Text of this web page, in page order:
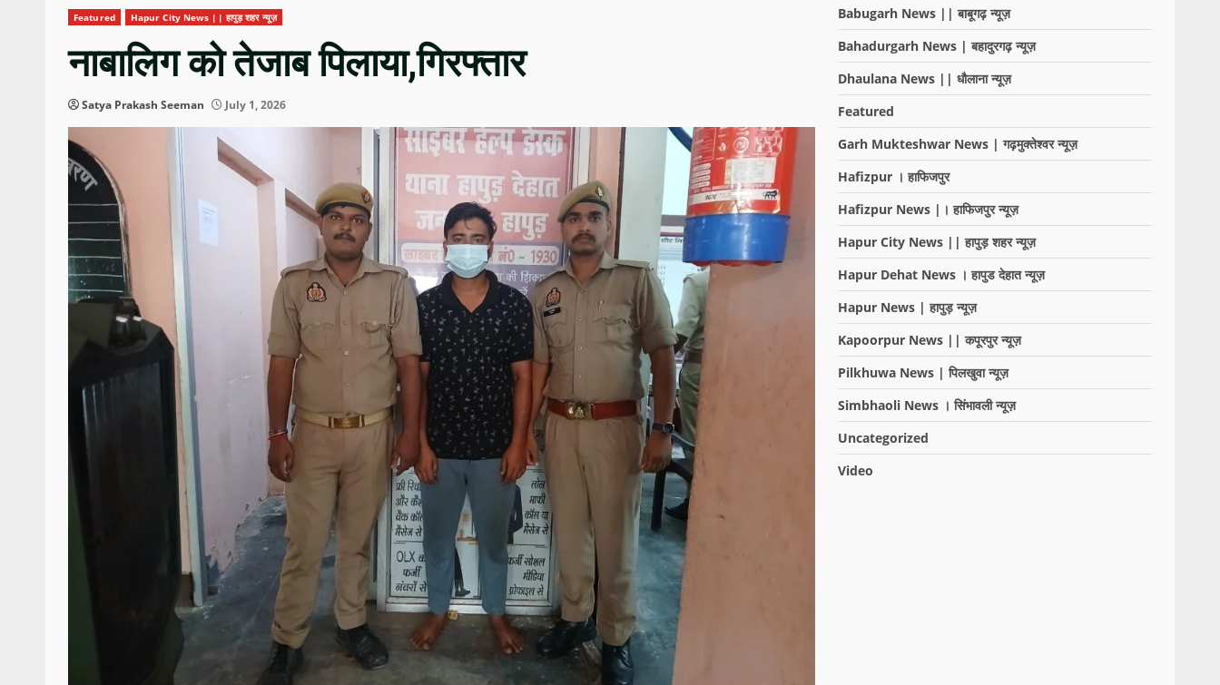
Featured Hapur City News || हापुड़ शहर न्यूज़
नाबालिग को तेजाब पिलाया,गिरफ्तार
Satya Prakash Seeman July 1, 2026
Babugarh News || बाबूगढ़ न्यूज़
Bahadurgarh News | बहादुरगढ़ न्यूज़
Dhaulana News || धौलाना न्यूज़
Featured
Garh Mukteshwar News | गढ़मुक्तेश्वर न्यूज़
Hafizpur । हाफिजपुर
Hafizpur News |। हाफिजपुर न्यूज़
Hapur City News || हापुड़ शहर न्यूज़
Hapur Dehat News । हापुड देहात न्यूज़
Hapur News | हापुड़ न्यूज़
Kapoorpur News || कपूरपुर न्यूज़
Pilkhuwa News | पिलखुवा न्यूज़
Simbhaoli News । सिंभावली न्यूज़
Uncategorized
Video